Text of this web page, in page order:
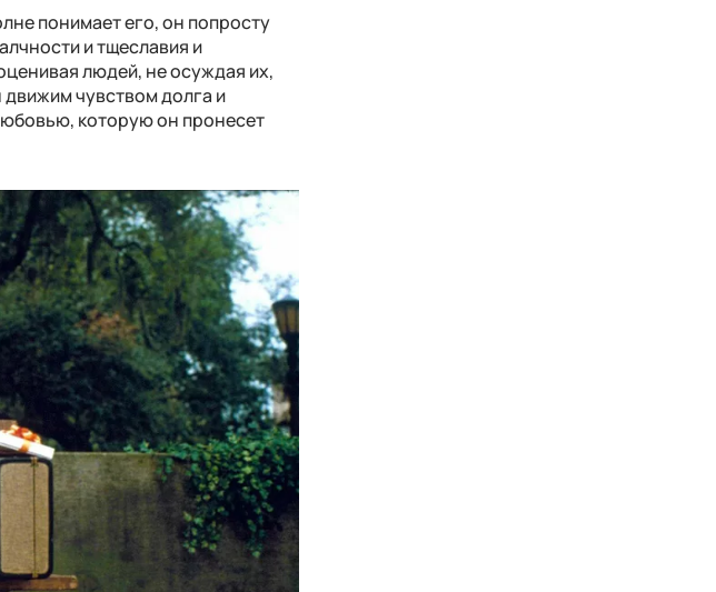
понимает его, он попросту
и тщеславия и
людей, не осуждая их,
движим чувством долга и
которую он пронесет